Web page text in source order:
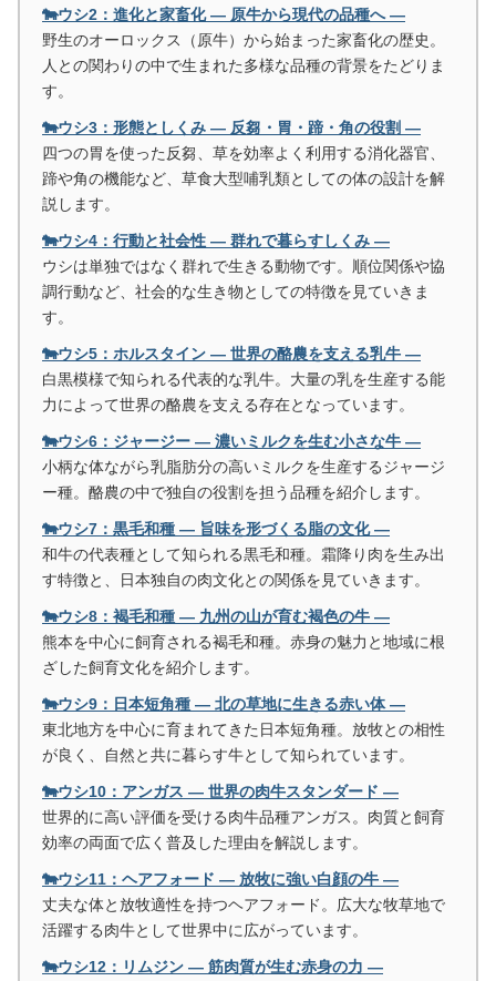
🐄ウシ2：進化と家畜化 ― 原牛から現代の品種へ ―
野生のオーロックス（原牛）から始まった家畜化の歴史。
人との関わりの中で生まれた多様な品種の背景をたどりま
す。
🐄ウシ3：形態としくみ ― 反芻・胃・蹄・角の役割 ―
四つの胃を使った反芻、草を効率よく利用する消化器官、
蹄や角の機能など、草食大型哺乳類としての体の設計を解
説します。
🐄ウシ4：行動と社会性 ― 群れで暮らすしくみ ―
ウシは単独ではなく群れで生きる動物です。順位関係や協
調行動など、社会的な生き物としての特徴を見ていきま
す。
🐄ウシ5：ホルスタイン ― 世界の酪農を支える乳牛 ―
白黒模様で知られる代表的な乳牛。大量の乳を生産する能
力によって世界の酪農を支える存在となっています。
🐄ウシ6：ジャージー ― 濃いミルクを生む小さな牛 ―
小柄な体ながら乳脂肪分の高いミルクを生産するジャージ
ー種。酪農の中で独自の役割を担う品種を紹介します。
🐄ウシ7：黒毛和種 ― 旨味を形づくる脂の文化 ―
和牛の代表種として知られる黒毛和種。霜降り肉を生み出
す特徴と、日本独自の肉文化との関係を見ていきます。
🐄ウシ8：褐毛和種 ― 九州の山が育む褐色の牛 ―
熊本を中心に飼育される褐毛和種。赤身の魅力と地域に根
ざした飼育文化を紹介します。
🐄ウシ9：日本短角種 ― 北の草地に生きる赤い体 ―
東北地方を中心に育まれてきた日本短角種。放牧との相性
が良く、自然と共に暮らす牛として知られています。
🐄ウシ10：アンガス ― 世界の肉牛スタンダード ―
世界的に高い評価を受ける肉牛品種アンガス。肉質と飼育
効率の両面で広く普及した理由を解説します。
🐄ウシ11：ヘアフォード ― 放牧に強い白顔の牛 ―
丈夫な体と放牧適性を持つヘアフォード。広大な牧草地で
活躍する肉牛として世界中に広がっています。
🐄ウシ12：リムジン ― 筋肉質が生む赤身の力 ―